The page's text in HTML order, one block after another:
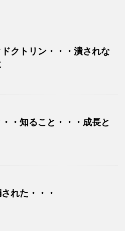
クトリン・・・潰されな
・知ること・・・成長と
れた・・・